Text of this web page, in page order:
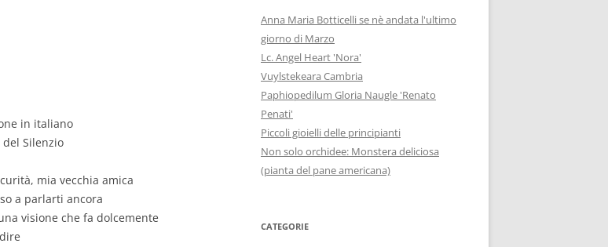
in italiano
del Silenzio
mia vecchia amica
a parlarti ancora
visione che fa dolcemente
Anna Maria Botticelli se nè andata l'ultimo
giorno di Marzo
Lc. Angel Heart 'Nora'
Vuylstekeara Cambria
Paphiopedilum Gloria Naugle 'Renato
Penati'
Piccoli gioielli delle principianti
Non solo orchidee: Monstera deliciosa
(pianta del pane americana)
CATEGORIE